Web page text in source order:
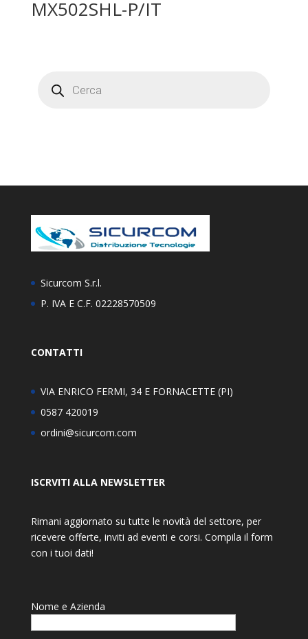
MX502SHL-P/IT
search
Sicurcom S.r.l.
P. IVA E C.F. 02228570509
CONTATTI
VIA ENRICO FERMI, 34 E FORNACETTE (PI)
0587 420019
ordini@sicurcom.com
ISCRVITI ALLA NEWSLETTER
Rimani aggiornato su tutte le novità del settore, per
ricevere offerte, inviti ad eventi e corsi. Compila il form
con i tuoi dati!
Nome e Azienda